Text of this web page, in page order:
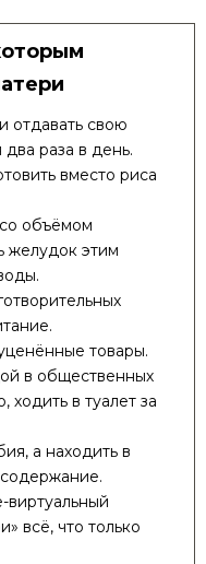
отдавать свою
раза в день.
вместо риса
объёмом
желудок этим
товары.
в общественных
ходить в туалет за
а находить в
всё, что только